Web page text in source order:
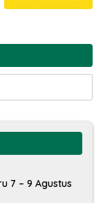
7 – 9 Agustus